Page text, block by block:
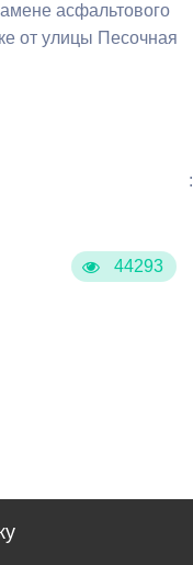
44293
асфальтового
от улицы Песочная
: